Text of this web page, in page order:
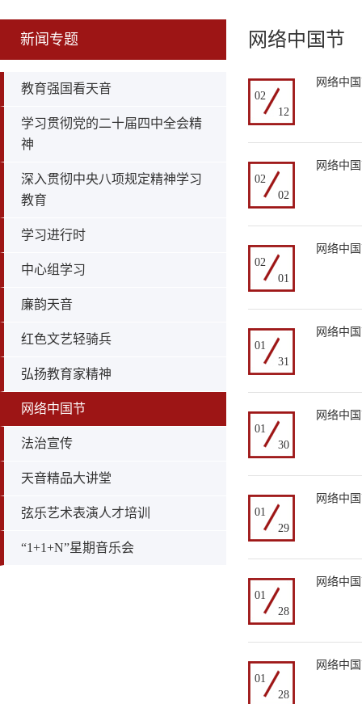
新闻专题
教育强国看天音
学习贯彻党的二十届四中全会精
神
深入贯彻中央八项规定精神学习
教育
学习进行时
中心组学习
廉韵天音
红色文艺轻骑兵
弘扬教育家精神
网络中国节
法治宣传
天音精品大讲堂
弦乐艺术表演人才培训
“1+1+N”星期音乐会
网络中国节
02
12
网络中
02
02
网络中
02
01
网络中
01
31
网络中
01
30
网络中
01
29
网络中
01
28
网络中
01
28
网络中